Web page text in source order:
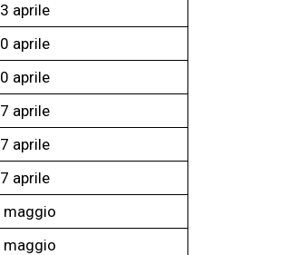
aprile
aprile
aprile
aprile
aprile
aprile
maggio
maggio